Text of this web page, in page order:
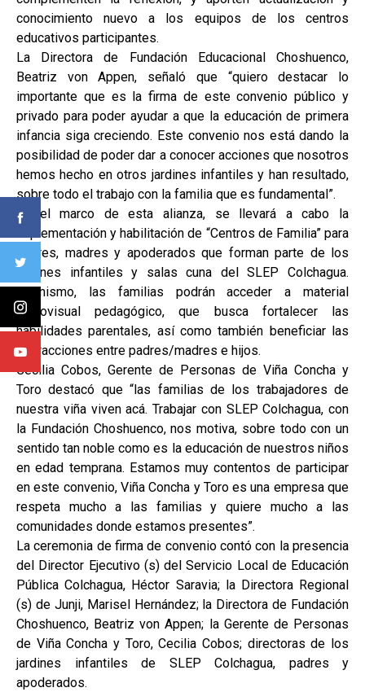
conocimiento nuevo a los equipos de los centros
educativos participantes.
La Directora de Fundación Educacional Choshuenco,
Beatriz von Appen, señaló que “quiero destacar lo
importante que es la firma de este convenio público y
privado para poder ayudar a que la educación de primera
infancia siga creciendo. Este convenio nos está dando la
posibilidad de poder dar a conocer acciones que nosotros
hemos hecho en otros jardines infantiles y han resultado,
sobre todo el trabajo con la familia que es fundamental”.
En el marco de esta alianza, se llevará a cabo la
implementación y habilitación de “Centros de Familia” para
padres, madres y apoderados que forman parte de los
jardines infantiles y salas cuna del SLEP Colchagua.
Asimismo, las familias podrán acceder a material
audiovisual pedagógico, que busca fortalecer las
habilidades parentales, así como también beneficiar las
interacciones entre padres/madres e hijos.
Cecilia Cobos, Gerente de Personas de Viña Concha y
Toro destacó que “las familias de los trabajadores de
nuestra viña viven acá. Trabajar con SLEP Colchagua, con
la Fundación Choshuenco, nos motiva, sobre todo con un
sentido tan noble como es la educación de nuestros niños
en edad temprana. Estamos muy contentos de participar
en este convenio, Viña Concha y Toro es una empresa que
respeta mucho a las familias y quiere mucho a las
comunidades donde estamos presentes”.
La ceremonia de firma de convenio contó con la presencia
del Director Ejecutivo (s) del Servicio Local de Educación
Pública Colchagua, Héctor Saravia; la Directora Regional
(s) de Junji, Marisel Hernández; la Directora de Fundación
Choshuenco, Beatriz von Appen; la Gerente de Personas
de Viña Concha y Toro, Cecilia Cobos; directoras de los
jardines infantiles de SLEP Colchagua, padres y
apoderados.